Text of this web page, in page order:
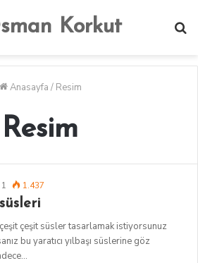
Korkut
...
Anasayfa / Resim
Resim
1 1.437
çeşit çeşit süsler tasarlamak istiyorsunuz
bu yaratıcı yılbaşı süslerine göz